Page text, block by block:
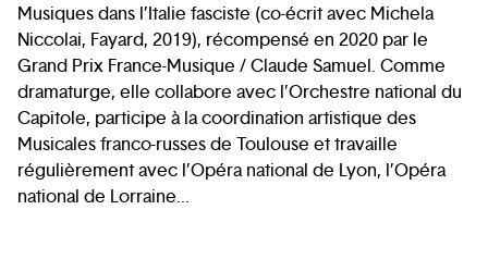
Musiques dans l’Italie fasciste (co-écrit avec Michela
Niccolai, Fayard, 2019), récompensé en 2020 par le
Grand Prix France-Musique / Claude Samuel. Comme
dramaturge, elle collabore avec l’Orchestre national du
Capitole, participe à la coordination artistique des
Musicales franco-russes de Toulouse et travaille
régulièrement avec l’Opéra national de Lyon, l’Opéra
national de Lorraine...